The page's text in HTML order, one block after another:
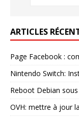
ARTICLES
Page Facebook :
Nintendo Switch:
Reboot Debian
OVH: mettre à jour